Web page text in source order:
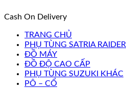
Cash On Delivery
TRANG CHỦ
PHỤ TÙNG SATRIA RAIDER
ĐỒ MÁY
ĐỒ ĐỘ CAO CẤP
PHỤ TÙNG SUZUKI KHÁC
PÔ – CỔ